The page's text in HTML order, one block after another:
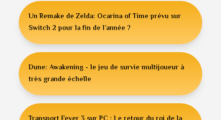
Un Remake de Zelda: Ocarina of Time prévu sur
Switch 2 pour la fin de l’année ?
Dune: Awakening - le jeu de survie multijoueur à
très grande échelle